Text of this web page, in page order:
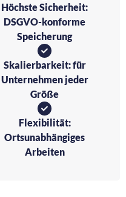
Höchste Sicherheit:
DSGVO-konforme
Speicherung
Skalierbarkeit: für
Unternehmen jeder
Größe
Flexibilität:
Ortsunabhängiges
Arbeiten